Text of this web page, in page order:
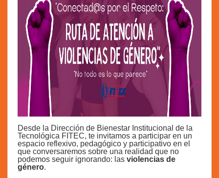
Desde la Dirección de Bienestar Institucional de la
Tecnológica FITEC, te invitamos a participar en un
espacio reflexivo, pedagógico y participativo en el
que conversaremos sobre una realidad que no
podemos seguir ignorando: las violencias de
género.